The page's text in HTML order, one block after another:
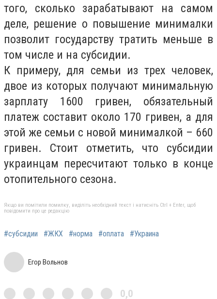
того, сколько зарабатывают на самом
деле, решение о повышение минималки
позволит государству тратить меньше в
том числе и на субсидии.
К примеру, для семьи из трех человек,
двое из которых получают минимальную
зарплату 1600 гривен, обязательный
платеж составит около 170 гривен, а для
этой же семьи с новой минималкой – 660
гривен. Стоит отметить, что субсидии
украинцам пересчитают только в конце
отопительного сезона.
Якщо ви помітили помилку, виділіть необхідний текст і натисніть Ctrl + Enter, щоб
повідомити про це редакцію
#субсидии #ЖКХ #норма #оплата #Украина
Егор Вольнов
0,0